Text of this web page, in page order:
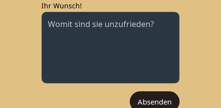
Ihr Wunsch!
Absenden